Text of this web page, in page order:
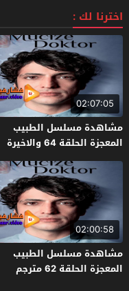
اخترنا لك :
02:07:05
مشاهدة مسلسل الطبيب
المعجزة الحلقة 64 والاخيرة
مترجم
02:00:58
مشاهدة مسلسل الطبيب
المعجزة الحلقة 62 مترجم